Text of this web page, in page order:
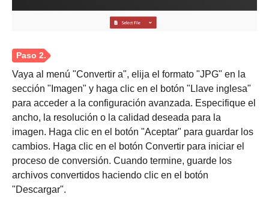
Vaya al menú "Convertir a", elija el formato "JPG" en la
sección "Imagen" y haga clic en el botón "Llave inglesa"
para acceder a la configuración avanzada. Especifique el
ancho, la resolución o la calidad deseada para la
imagen. Haga clic en el botón "Aceptar" para guardar los
cambios. Haga clic en el botón Convertir para iniciar el
proceso de conversión. Cuando termine, guarde los
archivos convertidos haciendo clic en el botón
"Descargar".